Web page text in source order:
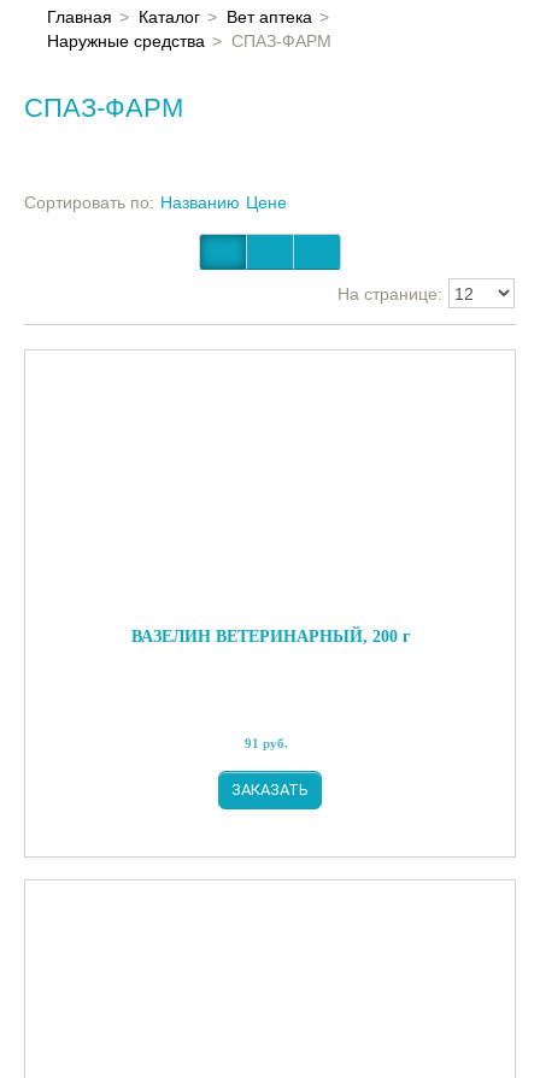
Главная
Контакты
Главная Каталог
Вет аптека
Наружные средства
СПАЗ-ФАРМ
СПАЗ-ФАРМ
Сортировать по: Названию Цене
На странице:
ВАЗЕЛИН ВЕТЕРИНАРНЫЙ, 200 г
91 руб.
ЗАКАЗАТЬ